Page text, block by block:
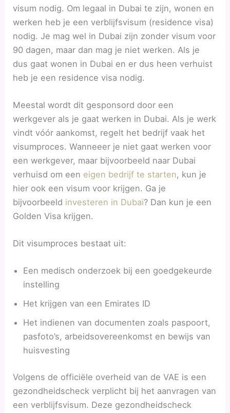
visum nodig. Om legaal in Dubai te zijn, wonen en
werken heb je een verblijfsvisum (residence visa)
nodig. Je mag wel in Dubai zijn zonder visum voor
90 dagen, maar dan mag je niet werken. Als je
dus gaat wonen in Dubai en er dus heen verhuist
heb je een residence visa nodig.
Meestal wordt dit gesponsord door een
werkgever als je gaat werken in Dubai. Als je werk
vindt vóór aankomst, regelt het bedrijf vaak het
visumproces. Wanneeer je niet gaat werken voor
een werkgever, maar bijvoorbeeld naar Dubai
verhuisd om een eigen bedrijf te starten, kun je
hier ook een visum voor krijgen. Ga je
bijvoorbeeld investeren in Dubai? Dan kun je een
Golden Visa krijgen.
Dit visumproces bestaat uit:
Een medisch onderzoek bij een goedgekeurde
instelling
Het krijgen van een Emirates ID
Het indienen van documenten zoals paspoort,
pasfoto’s, arbeidsovereenkomst en bewijs van
huisvesting
Volgens de officiële overheid van de VAE is een
gezondheidscheck verplicht bij het aanvragen van
een verblijfsvisum. Deze gezondheidscheck